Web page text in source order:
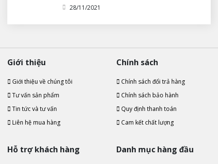
tới 10 năm
28/11/2021
Giới thiệu
Giới thiệu về chúng tôi
Tư vấn sản phẩm
Tin tức và tư vấn
Liên hệ mua hàng
Chính sách
Chính sách đổi trả hàng
Chính sách bảo hành
Quy định thanh toán
Cam kết chất lượng
Hỗ trợ khách hàng Danh mục hàng đầu